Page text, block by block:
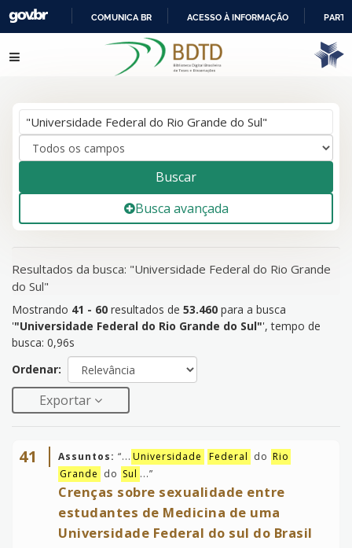
IR
PARA
COMUNICA BR ACESSO À INFORMAÇÃO
resultados de53.460
"Universidade Federal do Rio Grande do Sul"
Pular para o conteúdo
Buscar
Busca avançada
Resultados da busca: "Universidade Federal do Rio Grande
do Sul"
Mostrando 41 - 60 resultados de 53.460 para a busca
'"Universidade Federal do Rio Grande do Sul"', tempo de
busca: 0,96s
Ordenar:
Exportar
41 Assuntos: “... Universidade Federal do Rio
Grande do Sul ...”
Crenças sobre sexualidade entre
estudantes de Medicina de uma
Universidade Federal do sul do Brasil